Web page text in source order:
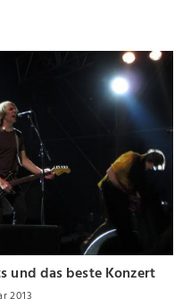
und das beste Konzert
2013